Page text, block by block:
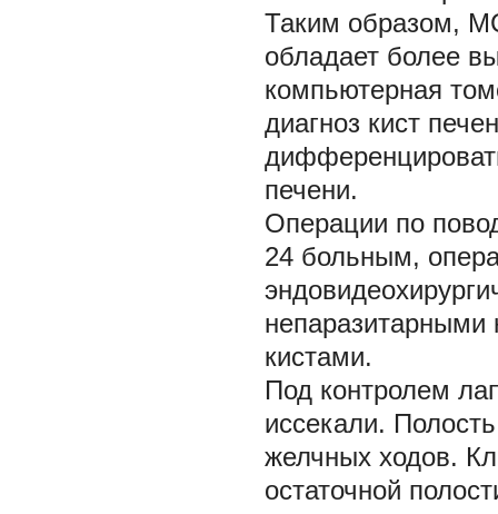
Таким образом,
обладает более
компьютерная
диагноз кист
печени.
Операции по
24 больным,
непаразитарными
кистами.
Под контролем
иссекали.
желчных ходов.
остаточной